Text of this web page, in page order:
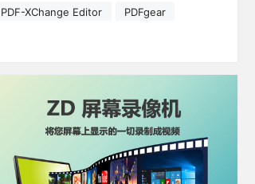
PDF-XChange Editor PDFgear